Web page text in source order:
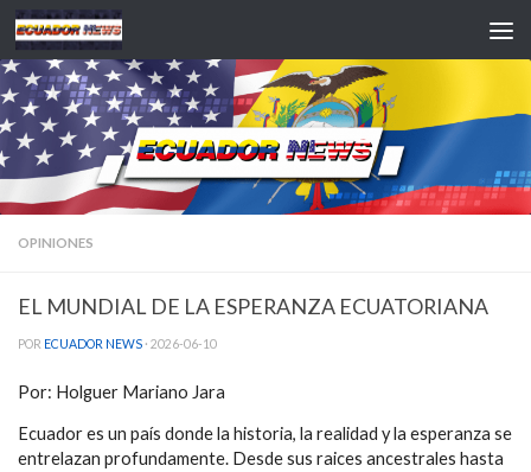
Saltar al contenido
OPINIONES
EL MUNDIAL DE LA ESPERANZA ECUATORIANA
POR ECUADOR NEWS · 2026-06-10
Por: Holguer Mariano Jara
Ecuador es un país donde la historia, la realidad y la esperanza se
entrelazan profundamente. Desde sus raices ancestrales hasta